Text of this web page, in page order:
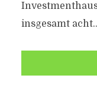
insgesamt